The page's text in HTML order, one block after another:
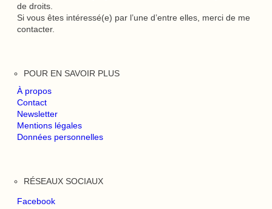
de droits.
Si vous êtes intéressé(e) par l’une d’entre elles, merci de me
contacter.
POUR EN SAVOIR PLUS
À propos
Contact
Newsletter
Mentions légales
Données personnelles
RÉSEAUX SOCIAUX
Facebook